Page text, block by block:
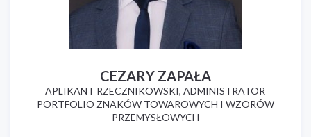
CEZARY ZAPAŁA
APLIKANT RZECZNIKOWSKI, ADMINISTRATOR
PORTFOLIO ZNAKÓW TOWAROWYCH I WZORÓW
PRZEMYSŁOWYCH